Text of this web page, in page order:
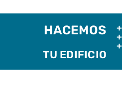
HACEMOS
TU EDIFICIO